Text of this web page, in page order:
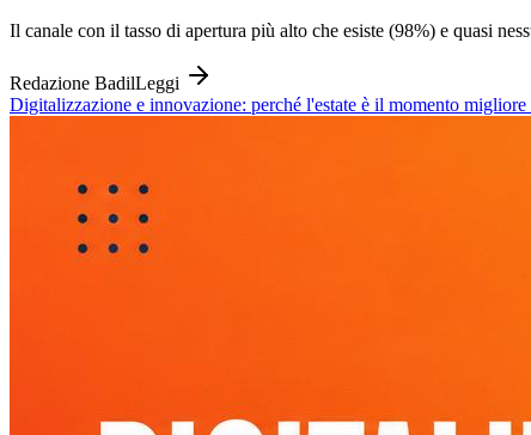
Il canale con il tasso di apertura più alto che esiste (98%) e quasi
Redazione BadilLeggi
Digitalizzazione e innovazione: perché l'estate è il momento